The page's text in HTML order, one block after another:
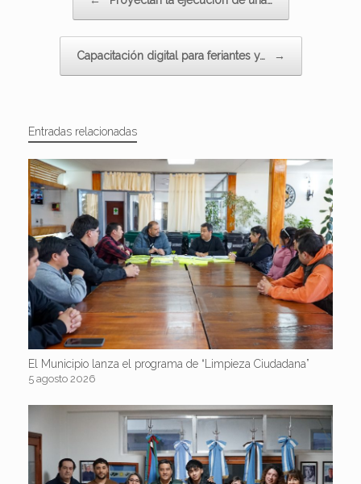
Capacitación digital para feriantes y… →
Entradas relacionadas
El Municipio lanza el programa de “Limpieza Ciudadana”
5 agosto 2026